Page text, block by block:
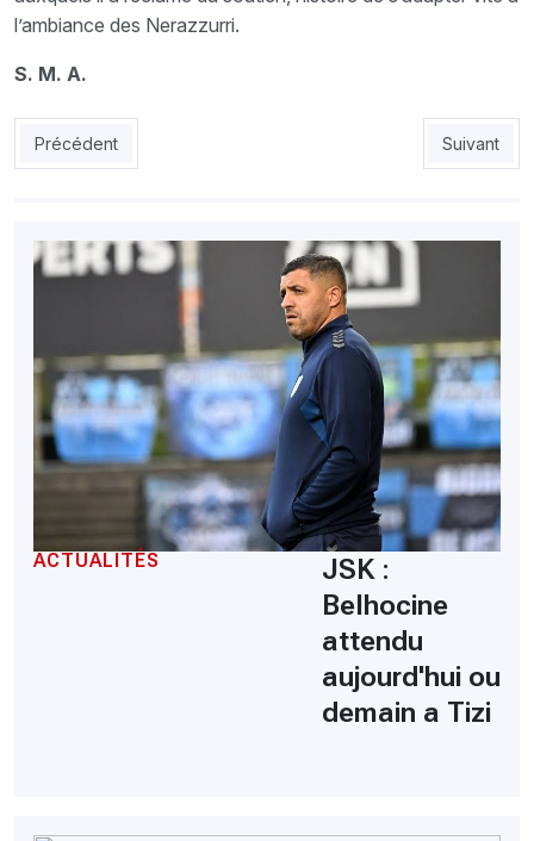
l’ambiance des Nerazzurri.
S. M. A.
Article précédent : MCA-Boumella : «Celui qui ne reprend pas
Précédent Article
Suivant
ACTUALITÉS
JSK :
Belhocine
attendu
aujourd'hui ou
demain a Tizi